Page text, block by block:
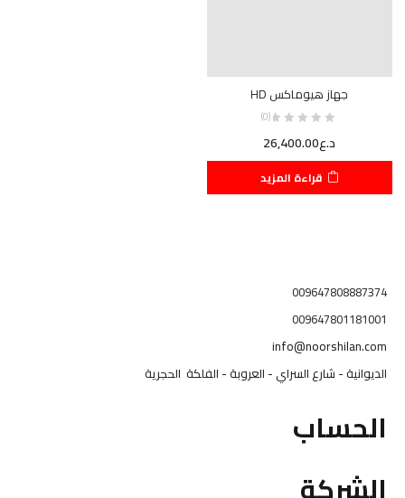
جهاز هيوماكس HD
(0)
د.ع26,400.00
قراءة المزيد
009647808887374
009647801181001
info@noorshilan.com
الديوانية - شارع السراي - العروبة - الفلكة الحجرية
الحساب